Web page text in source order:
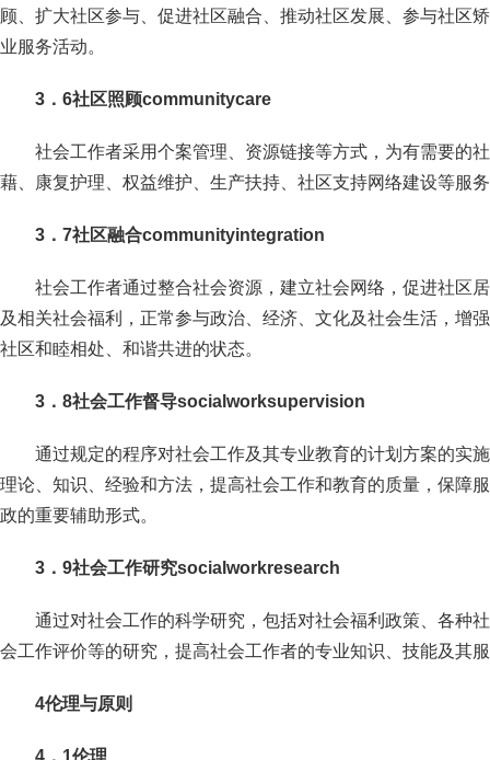
顾、扩大社区参与、促进社区融合、推动社区发展、参与社区
业服务活动。
3．6社区照顾communitycare
社会工作者采用个案管理、资源链接等方式，为有需要的
藉、康复护理、权益维护、生产扶持、社区支持网络建设等服
3．7社区融合communityintegration
社会工作者通过整合社会资源，建立社会网络，促进社区
及相关社会福利，正常参与政治、经济、文化及社会生活，增
社区和睦相处、和谐共进的状态。
3．8社会工作督导socialworksupervision
通过规定的程序对社会工作及其专业教育的计划方案的实
理论、知识、经验和方法，提高社会工作和教育的质量，保障
政的重要辅助形式。
3．9社会工作研究socialworkresearch
通过对社会工作的科学研究，包括对社会福利政策、各种
会工作评价等的研究，提高社会工作者的专业知识、技能及其
4伦理与原则
4．1伦理